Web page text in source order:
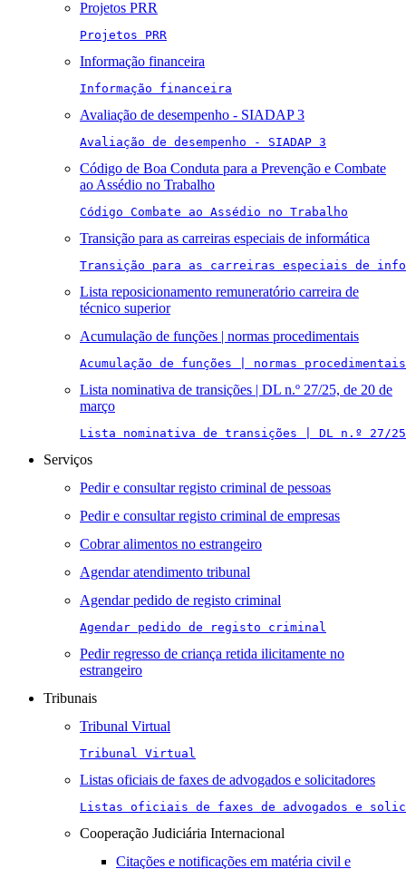
Projetos PRR
Projetos PRR
Informação financeira
Informação financeira
Avaliação de desempenho - SIADAP 3
Avaliação de desempenho - SIADAP 3
Código de Boa Conduta para a Prevenção e Combate
ao Assédio no Trabalho
Código Combate ao Assédio no Trabalho
Transição para as carreiras especiais de informática
Transição para as carreiras especiais de
Lista reposicionamento remuneratório carreira de
técnico superior
Acumulação de funções | normas procedimentais
Acumulação de funções | normas procedimentais
Lista nominativa de transições | DL n.º 27/25, de 20 de
março
Lista nominativa de transições | DL n.º 27/
Serviços
Pedir e consultar registo criminal de pessoas
Pedir e consultar registo criminal de empresas
Cobrar alimentos no estrangeiro
Agendar atendimento tribunal
Agendar pedido de registo criminal
Agendar pedido de registo criminal
Pedir regresso de criança retida ilicitamente no
estrangeiro
Tribunais
Tribunal Virtual
Tribunal Virtual
Listas oficiais de faxes de advogados e solicitadores
Listas oficiais de faxes de advogados e
Cooperação Judiciária Internacional
Citações e notificações em matéria civil e